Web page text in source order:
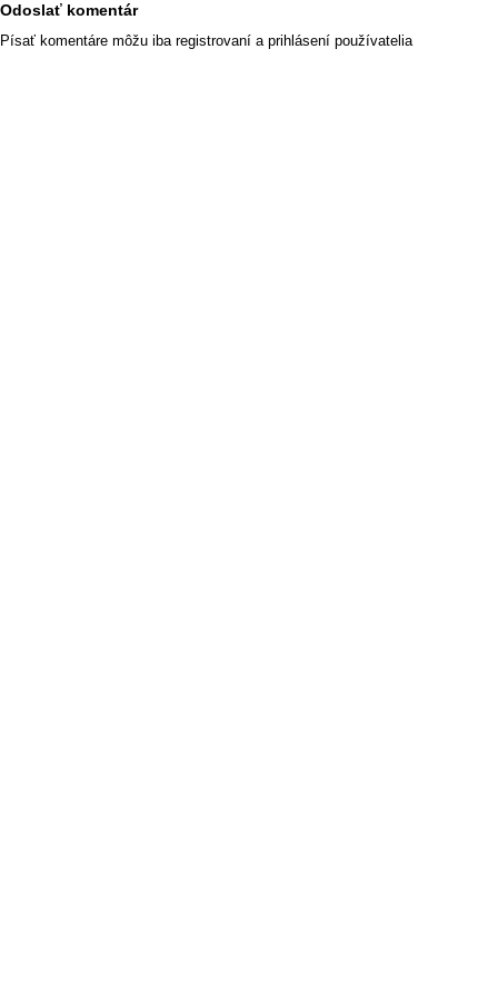
Odoslať komentár
Písať komentáre môžu iba registrovaní a prihlásení používatelia